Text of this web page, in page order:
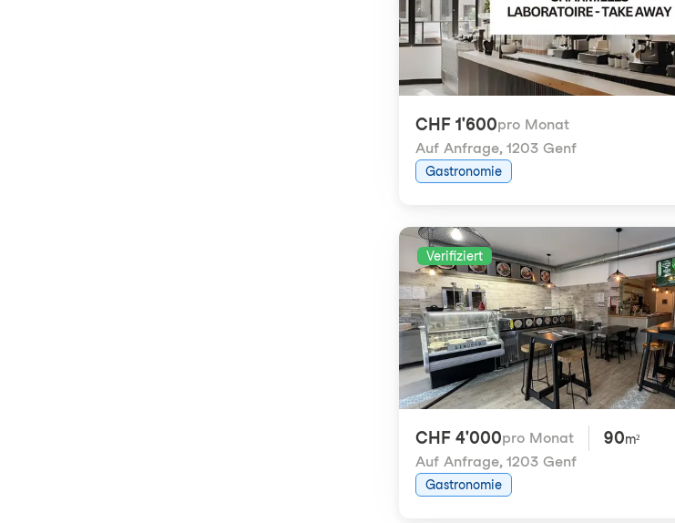
CHF 1'600pro Monat
Auf Anfrage, 1203 Genf
Gastronomie
Verifiziert
CHF 4'000pro Monat 90m²
Auf Anfrage, 1203 Genf
Gastronomie